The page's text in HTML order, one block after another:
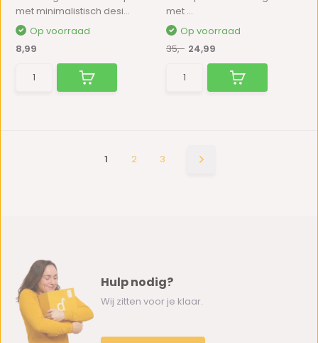
met minimalistisch desi...
Op voorraad
8,99
met ...
Op voorraad
35,- 24,99
1 2 3
Hulp nodig?
Wij zitten voor je klaar.